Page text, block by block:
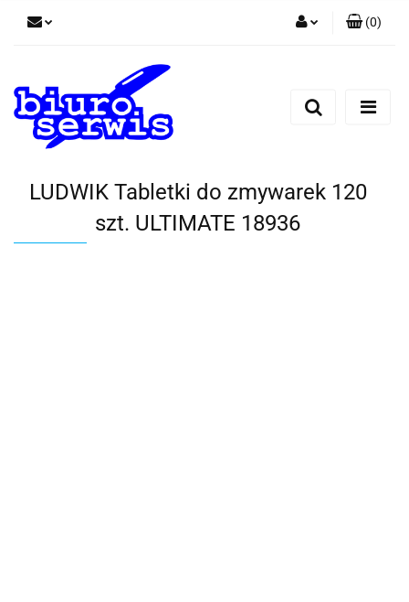
Zarejestruj się
(0)
LUDWIK Tabletki do zmywarek 120
szt. ULTIMATE 18936